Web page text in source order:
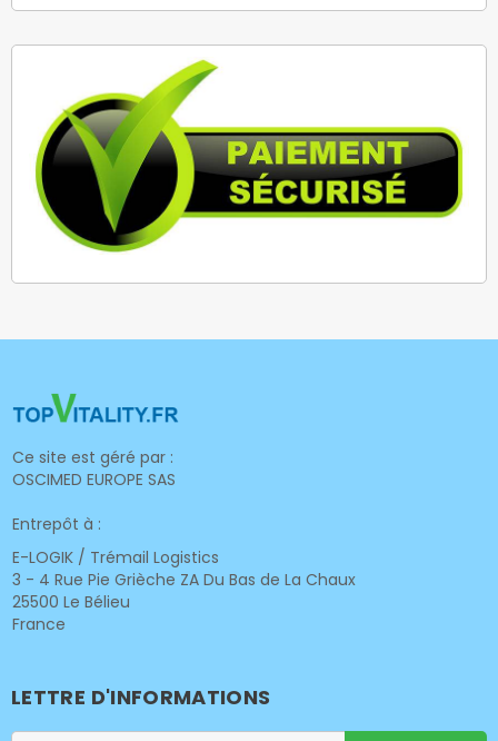
Ce site est géré par :
OSCIMED EUROPE SAS
Entrepôt à :
E-LOGIK / Trémail Logistics
3 - 4 Rue Pie Grièche ZA Du Bas de La Chaux
25500 Le Bélieu
France
LETTRE D'INFORMATIONS